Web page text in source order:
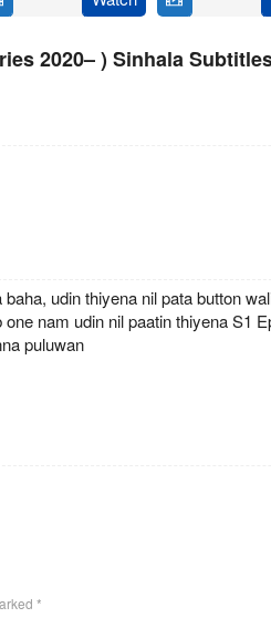
September
Hlioua,
Leclercq
Jay
2020– ) Sinhala
udin thiyena nil pata button
nam udin nil paatin thiyena S1
puluwan
*